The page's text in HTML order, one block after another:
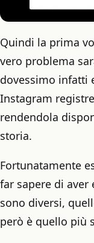
Quindi la prima
vero problema
dovessimo infatti
Instagram
rendendola
storia.
Fortunatamente
far sapere di
sono diversi,
però è quello più